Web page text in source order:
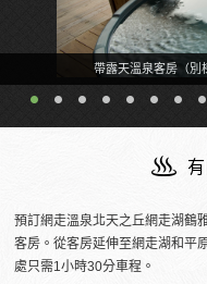
帶露天溫泉客房（別
預訂網走溫泉北天之丘網走湖鶴
客房。從客房延伸至網走湖和平
處只需1小時30分車程。